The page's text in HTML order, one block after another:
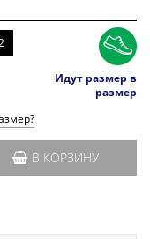
Идут размер в
размер
В КОРЗИНУ